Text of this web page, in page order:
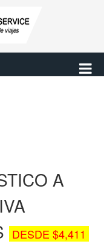
A
DESDE $4,411